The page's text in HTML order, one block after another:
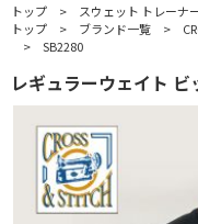
トップ スウェット トレーナ
トップ
ブランド一覧
SB2280
レギュラーウェイト